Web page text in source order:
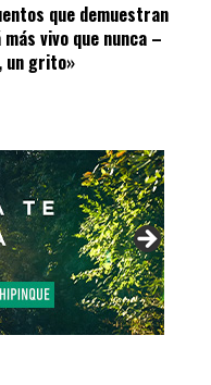
que demuestran
vivo que nunca –
un grito»